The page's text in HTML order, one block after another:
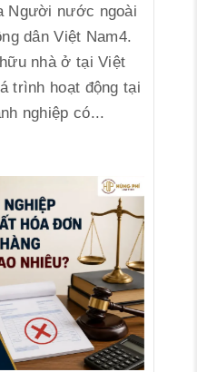
Người nước ngoài
dân Việt Nam4.
nhà ở tại Việt
trình hoạt động tại
nghiệp có...